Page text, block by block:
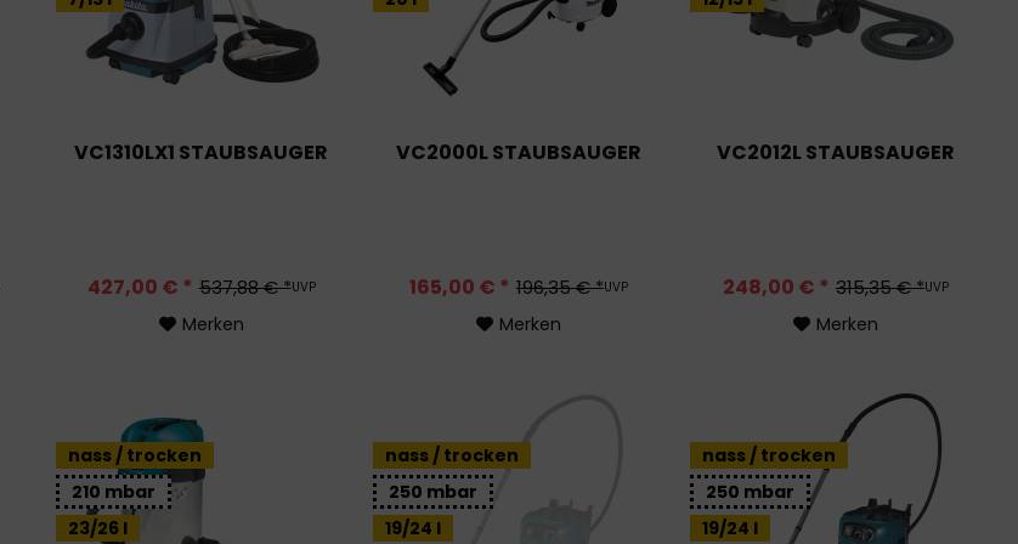
VC1310LX1 STAUBSAUGER
537,88 € *UVP
427,00 € *
Merken
VC2000L STAUBSAUGER
196,35 € *UVP
165,00 € *
Merken
VC2012L STAUBSAUGER
315,35 € *UVP
248,00 € *
Merken
nass / trocken
210 mbar
23/26 l
nass / trocken
250 mbar
19/24 l
nass / trocken
250 mbar
19/24 l